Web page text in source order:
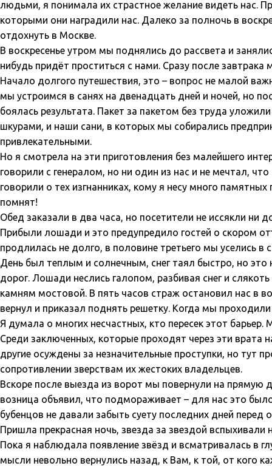
людьми, я понимала их страстное желание видеть нас.
которыми они наградили нас. Далеко за полночь в
отдохнуть в Москве.
В воскресенье утром мы поднялись до рассвета и
нибудь придёт проститься с нами. Сразу после
Начало долгого путешествия, это – вопрос не малой
мы устроимся в санях на двенадцать дней и ночей, но
боялась результата. Пакет за пакетом без труда
шкурами, и наши сани, в которых мы собирались
привлекательными.
Но я смотрела на эти приготовления без малейшего
говорили с генералом, но ни один из нас и не мечтал,
говорили о тех изгнанниках, кому я несу много
помнят!
Обед заказали в два часа, но посетители не иссякли ни
Прибыли лошади и это предупредило гостей о скором
продлилась не долго, в половине третьего мы уселись
День был теплым и солнечным, снег таял быстро, но
дорог. Лошади неслись галопом, разбивая снег и
камням мостовой. В пять часов страж остановил нас в
вернул и приказал поднять решетку. Когда мы
Я думала о многих несчастных, кто пересек этот
Среди заключенных, которые проходят через эти врата
другие осуждены за незначительные проступки, но тут
сопротивлении зверствам их жестоких владельцев.
Вскоре после выезда из ворот мы повернули на
возница объявил, что подмораживает – для нас это
бубенцов не давали забыть суету последних дней
Пришла прекрасная ночь, звезда за звездой
Пока я наблюдала появление звёзд и всматривалась в
мысли невольно вернулись назад, к Вам, к той, от кого